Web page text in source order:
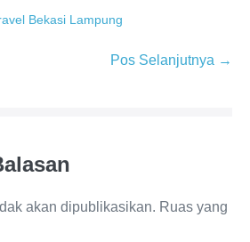
Bekasi Lampung
Pos Selanjutnya →
akan dipublikasikan. Ruas yang